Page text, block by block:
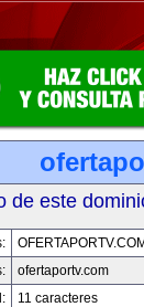
de este
OFERTAPORTV.COM
ofertaportv.com
11 caracteres